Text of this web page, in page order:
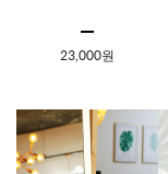
23,000원